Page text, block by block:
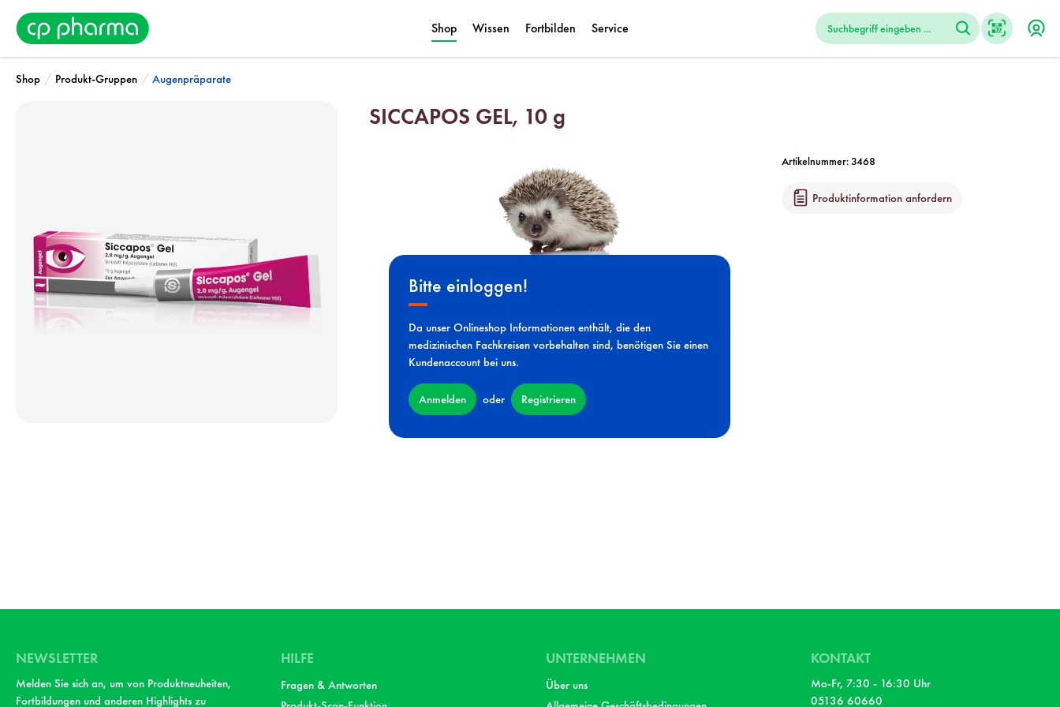
Shop Wissen Fortbilden Service
Shop / Produkt-Gruppen / Augenpräparate
SICCAPOS GEL, 10 g
Bitte einloggen!
Da unser Onlineshop Informationen enthält, die den
medizinischen Fachkreisen vorbehalten sind, benötigen Sie einen
Kundenaccount bei uns.
Anmelden oder Registrieren
Artikelnummer:3468
Produktinformation anfordern
NEWSLETTER
Melden Sie sich an, um von Produktneuheiten,
Fortbildungen und anderen Highlights zu
HILFE
Fragen & Antworten
UNTERNEHMEN
Über uns
KONTAKT
Mo-Fr, 7:30 - 16:30 Uhr
05136 60660